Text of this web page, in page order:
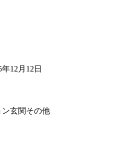
12月12日
ン玄関その他